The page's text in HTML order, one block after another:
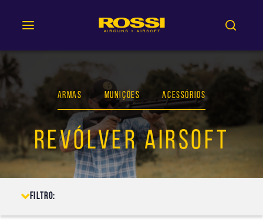
ARMAS MUNIÇÕES ACESSÓRIOS
REVÓLVER AIRSOFT
Filtro: